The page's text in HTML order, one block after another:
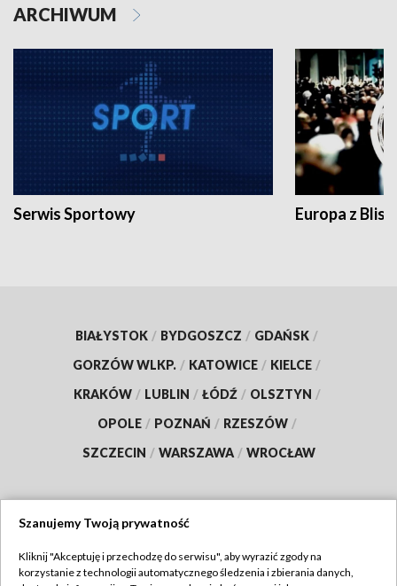
ARCHIWUM
Serwis Sportowy Europa z
BIAŁYSTOK / BYDGOSZCZ / GDAŃSK /
GORZÓW WLKP. / KATOWICE / KIELCE /
KRAKÓW / LUBLIN / ŁÓDŹ / OLSZTYN /
OPOLE / POZNAŃ / RZESZÓW /
SZCZECIN / WARSZAWA / WROCŁAW
TVP
Szanujemy Twoją prywatność
Kliknij "Akceptuję i przechodzę do serwisu", aby wyrazić zgody na
korzystanie z technologii automatycznego śledzenia i zbierania danych,